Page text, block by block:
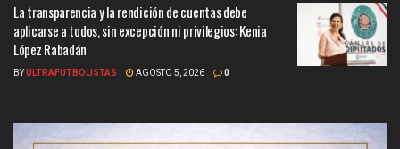
La transparencia y la rendición de cuentas debe
aplicarse a todos, sin excepción ni privilegios: Kenia
López Rabadán
BYULTRAFUTBOLISTAS AGOSTO 5, 2026 0